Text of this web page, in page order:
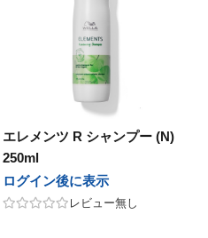
エレメンツ R シャンプー (N)
250ml
ログイン後に表示
レビュー無し